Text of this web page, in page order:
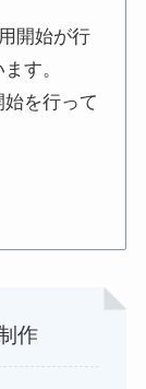
開始が行
す。
を行って
作